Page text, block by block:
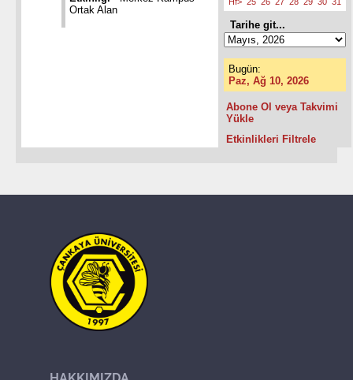
Ortak Alan
Tarihe git...
Bugün:
Paz, Ağ 10, 2026
Abone Ol veya Takvimi
Yükle
Etkinlikleri Filtrele